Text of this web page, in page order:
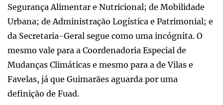
Segurança Alimentar e Nutricional; de Mobilidade
Urbana; de Administração Logística e Patrimonial; e
da Secretaria-Geral segue como uma incógnita. O
mesmo vale para a Coordenadoria Especial de
Mudanças Climáticas e mesmo para a de Vilas e
Favelas, já que Guimarães aguarda por uma
definição de Fuad.